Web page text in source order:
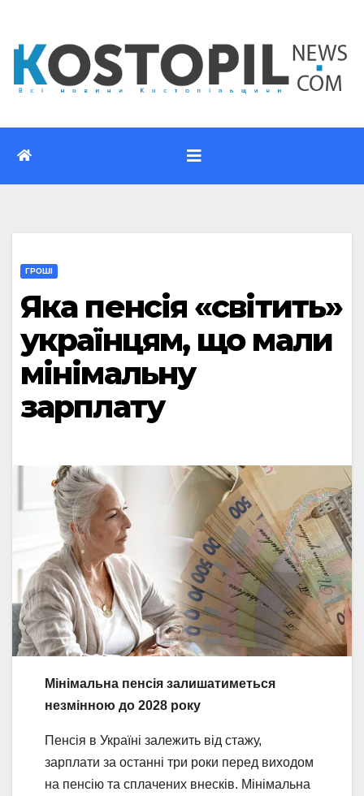
вмісту
ГРОШІ
Яка пенсія «світить»
українцям, що мали
мінімальну
зарплату
Мінімальна пенсія залишатиметься
незмінною до 2028 року
Пенсія в Україні залежить від стажу,
зарплати за останні три роки перед виходом
на пенсію та сплачених внесків. Мінімальна